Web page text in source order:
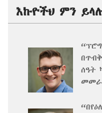
እኩዮችህ ምን
ሰዓት